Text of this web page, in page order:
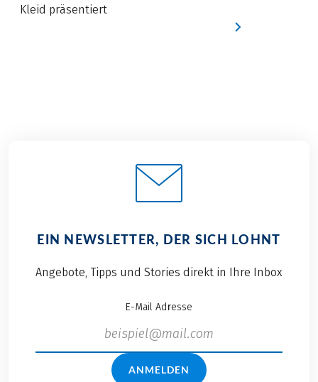
Kleid präsentiert
EIN NEWSLETTER, DER SICH LOHNT
Angebote, Tipps und Stories direkt in Ihre Inbox
E-Mail Adresse
ANMELDEN